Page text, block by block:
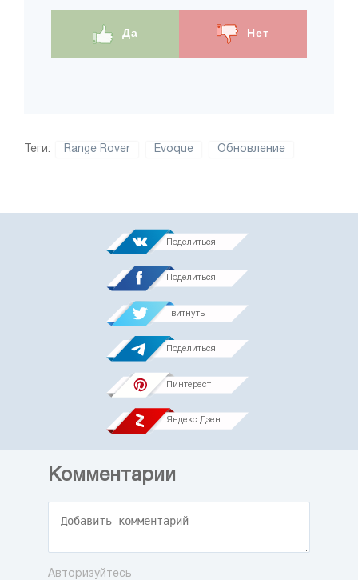
Да Нет
Теги: Range Rover Evoque Обновление
Поделиться
Поделиться
Твитнуть
Поделиться
Пинтерест
Яндекс.Дзен
Комментарии
Авторизуйтесь